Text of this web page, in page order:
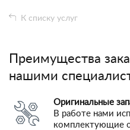
К списку услуг
Преимущества
нашими
Оригинальные
В работе нами
комплектующие